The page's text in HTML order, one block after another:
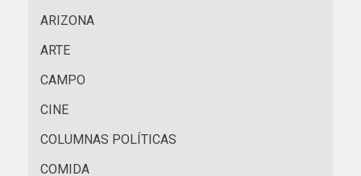
ARIZONA
ARTE
CAMPO
CINE
COLUMNAS POLÍTICAS
COMIDA